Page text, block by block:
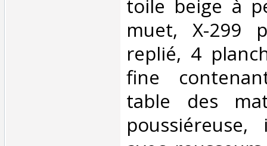
toile beige à
muet, X-299
replié, 4
fine
table des